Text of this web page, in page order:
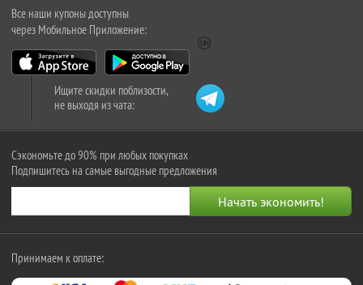
Все наши купоны доступны
через Мобильное Приложение:
Ищите скидки поблизости,
не выходя из чата:
Сэкономьте до 90% при любых покупках
Подпишитесь на самые выгодные предложения
Принимаем к оплате: